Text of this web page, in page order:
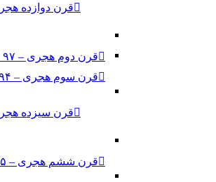
قرن دوم هجری – ۹۷ الی ۱۹۴ شمسی
قرن سوم هجری – ۱۹۴ الی ۲۹۱ شمسی
قرن ششم هجری – ۴۸۵ الی ۵۸۲ شمسی